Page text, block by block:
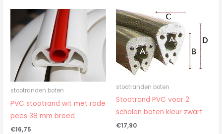
stootranden boten
PVC stootrand wit met rode
pees 38 mm breed
€16,75
stootranden boten
Stootrand PVC voor 2
schalen boten kleur zwart
€17,90